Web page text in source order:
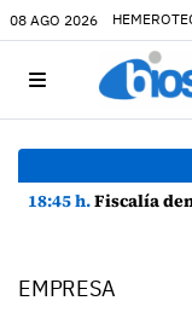
08 AGO 2026
18:45 h.Fiscalía denuncia a
EMPRESA